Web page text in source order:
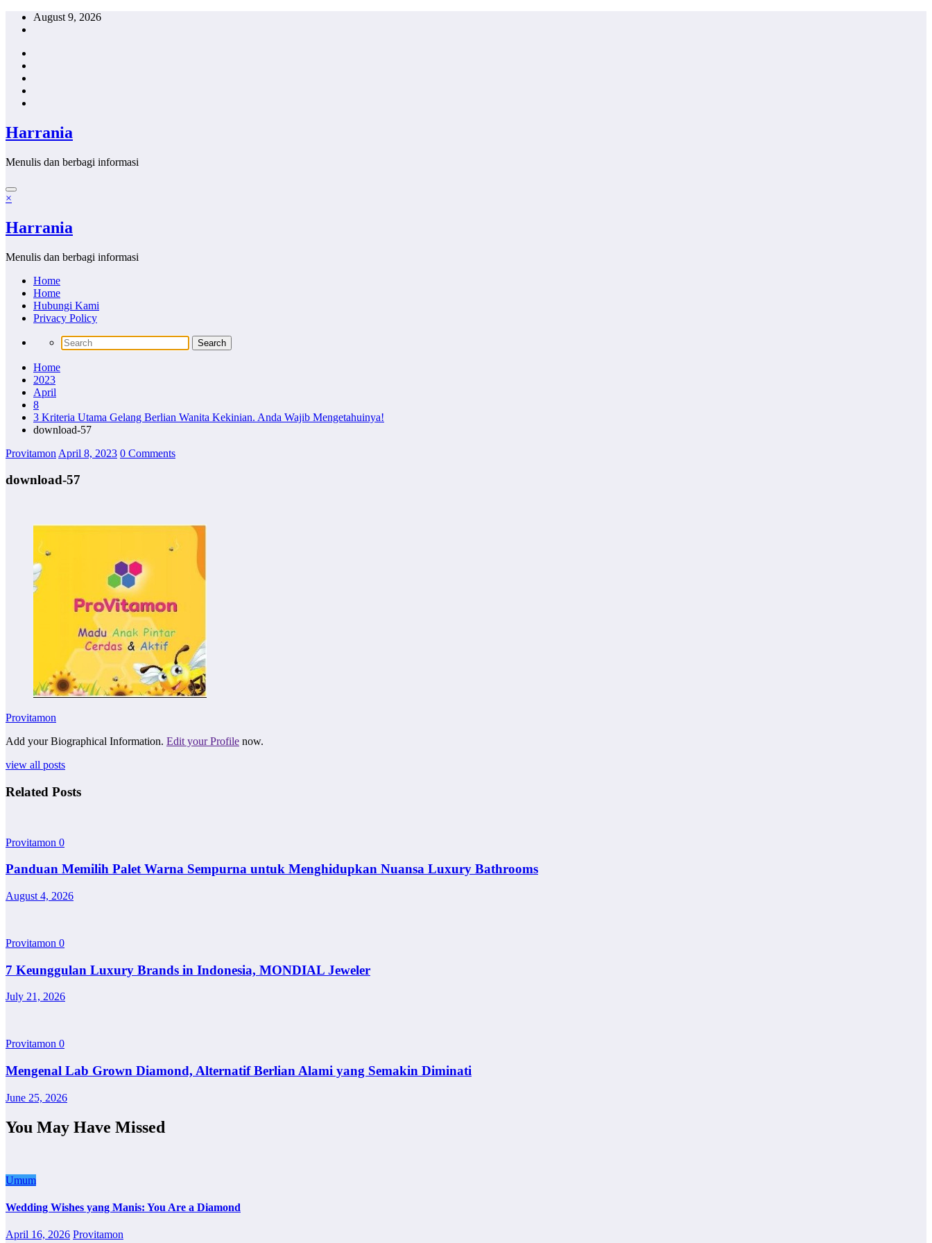
Skip
August 9, 2026
Harrania
Menulis dan berbagi informasi
×
Harrania
Menulis dan berbagi informasi
Home
Home
Hubungi Kami
Privacy Policy
Home
2023
April
8
3 Kriteria Utama Gelang Berlian Wanita Kekinian. Anda Wajib Mengetahuinya!
download-57
Provitamon April 8, 2023 0 Comments
download-57
Provitamon
Add your Biographical Information. Edit your Profile now.
view all posts
Related Posts
Provitamon 0
Panduan Memilih Palet Warna Sempurna untuk Menghidupkan Nuansa Luxury Bathrooms
August 4, 2026
Provitamon 0
7 Keunggulan Luxury Brands in Indonesia, MONDIAL Jeweler
July 21, 2026
Provitamon 0
Mengenal Lab Grown Diamond, Alternatif Berlian Alami yang Semakin Diminati
June 25, 2026
You May Have Missed
Umum
Wedding Wishes yang Manis: You Are a Diamond
April 16, 2026 Provitamon